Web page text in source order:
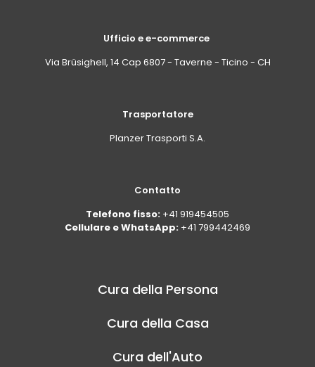
Ufficio e e-commerce
Via Brüsighell, 14 Cap 6807 - Taverne - Ticino - CH
Trasportatore
Planzer Trasporti S.A.
Contatto
Telefono fisso: +41 919454505
Cellulare e WhatsApp: +41 799442469
Cura della Persona
Cura della Casa
Cura dell'Auto